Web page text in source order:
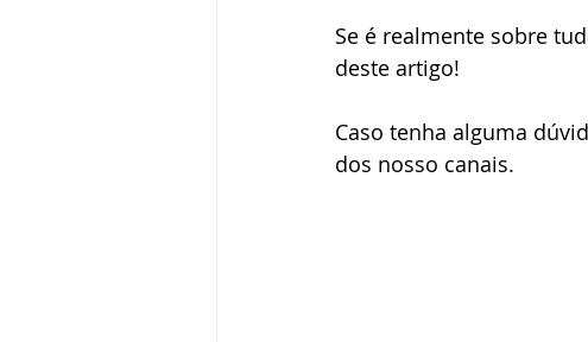
Se é realmente sobre
deste artigo!
Caso tenha alguma
dos nosso canais.